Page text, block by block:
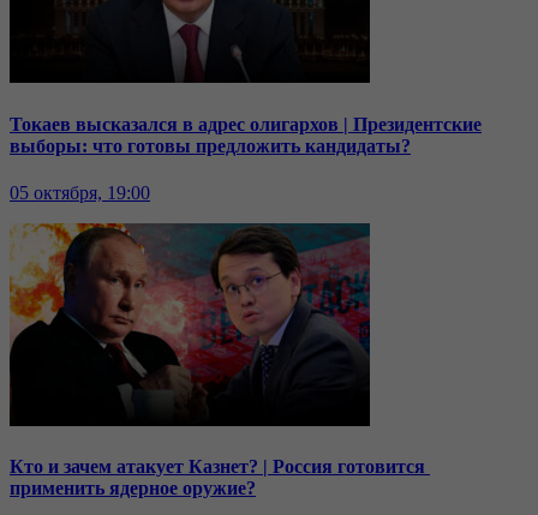
Токаев высказался в адрес олигархов | Президентские
выборы: что готовы предложить кандидаты?
05 октября, 19:00
Кто и зачем атакует Казнет? | Россия готовится
применить ядерное оружие?